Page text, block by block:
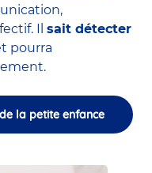
Il sait détecter
pourra
la petite enfance